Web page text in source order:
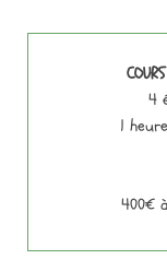
4
1
400€